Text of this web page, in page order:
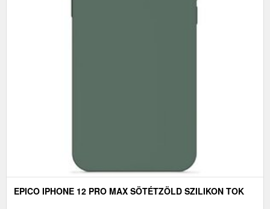
EPICO IPHONE 12 PRO MAX SÖTÉTZÖLD SZILIKON TOK